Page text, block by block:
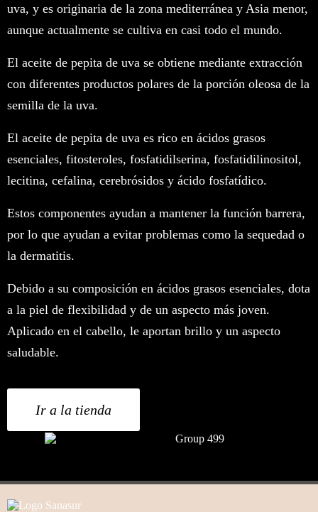
uva, y es originaria de la zona mediterránea y Asia menor,
aunque actualmente se cultiva en casi todo el mundo.
El aceite de pepita de uva se obtiene mediante extracción
con diferentes productos polares de la porción oleosa de la
semilla de la uva.
El aceite de pepita de uva es rico en ácidos grasos
esenciales, fitosteroles, fosfatidilserina, fosfatidilinositol,
lecitina, cefalina, cerebrósidos y ácido fosfatídico.
Estos componentes ayudan a mantener la función barrera,
por lo que ayudan a evitar problemas como la sequedad o
la dermatitis.
Debido a su composición en ácidos grasos esenciales, dota
a la piel de flexibilidad y de un aspecto más joven.
Aplicado en el cabello, le aportan brillo y un aspecto
saludable.
Ir a la tienda